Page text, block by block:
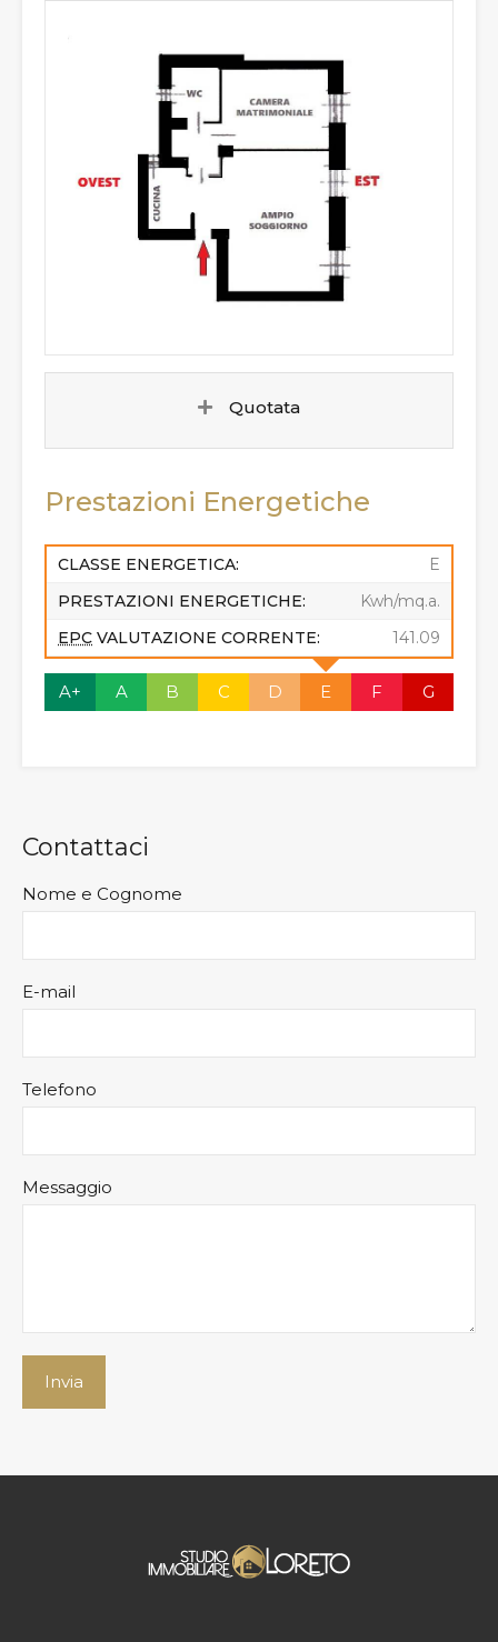
Quotata
Prestazioni Energetiche
CLASSE ENERGETICA:
E
PRESTAZIONI ENERGETICHE:
Kwh/mq.a.
EPC VALUTAZIONE CORRENTE: 141.09
A+ A B C D E F G
Contattaci
Nome e Cognome
E-mail
Telefono
Messaggio